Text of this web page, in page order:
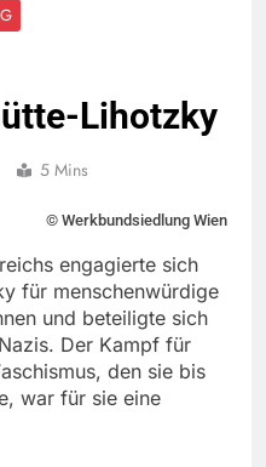
Lihotzky
5 Mins
© Werkbundsiedlung Wien
engagierte sich
für menschenwürdige
und beteiligte sich
Der Kampf für
den sie bis
war für sie eine